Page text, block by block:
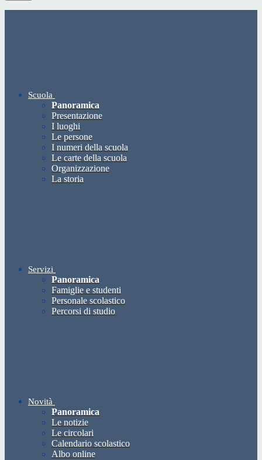
Scuola
Panoramica
Presentazione
I luoghi
Le persone
I numeri della scuola
Le carte della scuola
Organizzazione
La storia
Servizi
Panoramica
Famiglie e studenti
Personale scolastico
Percorsi di studio
Novità
Panoramica
Le notizie
Le circolari
Calendario scolastico
Albo online